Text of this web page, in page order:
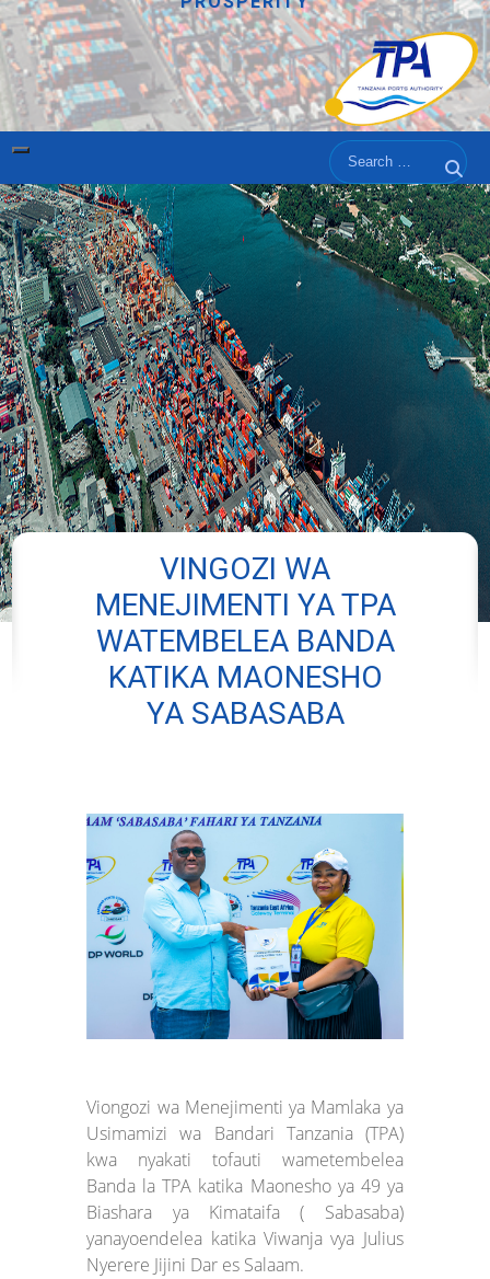
Search
VINGOZI WA
MENEJIMENTI YA TPA
WATEMBELEA BANDA
KATIKA MAONESHO
YA SABASABA
Viongozi wa Menejimenti ya Mamlaka ya
Usimamizi wa Bandari Tanzania (TPA)
kwa nyakati tofauti wametembelea
Banda la TPA katika Maonesho ya 49 ya
Biashara ya Kimataifa ( Sabasaba)
yanayoendelea katika Viwanja vya Julius
Nyerere Jijini Dar es Salaam.